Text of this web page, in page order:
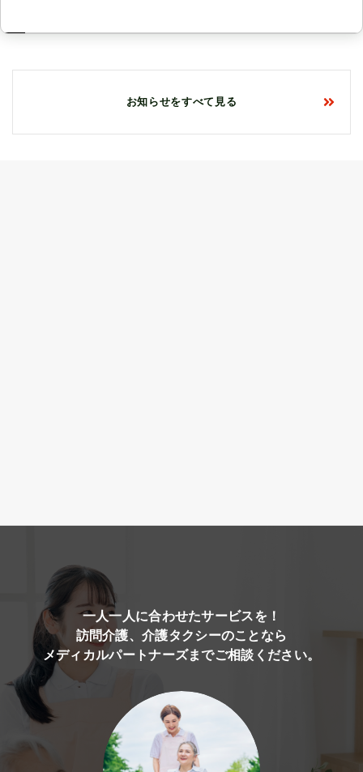
お知らせをすべて見る
一人一人に合わせたサービスを！
訪問介護、介護タクシーのことなら
メディカルパートナーズまでご相談ください。